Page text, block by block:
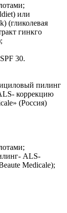
или
(гликолевая
гинкго
30.
пилинг
коррекцию
(Россия)
ALS-
Medicale);